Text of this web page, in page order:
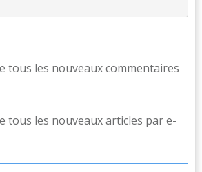
tous les nouveaux commentaires
tous les nouveaux articles par e-